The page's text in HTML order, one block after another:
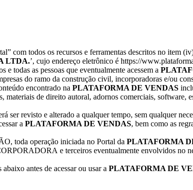
com todos os recursos e ferramentas descritos no item
LTDA.’, cujo endereço eletrônico é https://
todas as pessoas que eventualmente acessem a
do ramo da construção civil, incorporadoras e/ou
encontrado na PLATAFORMA DE VENDAS
materiais de direito autoral, adornos comerciais,
revisto e alterado a qualquer tempo, sem qualquer
a PLATAFORMA DE VENDAS, bem como as
toda operação iniciada no Portal da PLATAFORMA
e terceiros eventualmente envolvidos no
antes de acessar ou usar a PLATAFORMA DE